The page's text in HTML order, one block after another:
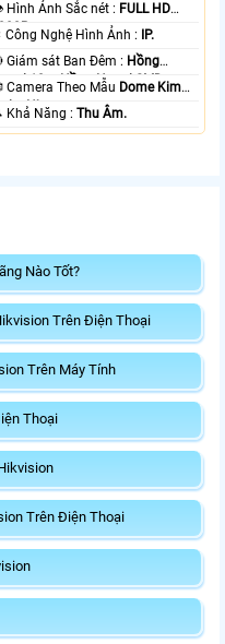
👁 Hình Ảnh Sắc nét : FULL HD
.
⚛️ Công Nghệ Hình Ảnh :
IP.
🔴 Giám sát Ban Đêm : Hồng
10m Hồng Ngoại SMD.
🎲 Camera Theo Mẫu Dome Kim
+ Nhựa.
️🔔 Khả Năng :Thu Âm.
Nào Tốt?
Trên Điện Thoại
Trên Máy Tính
Thoại
Trên Điện Thoại